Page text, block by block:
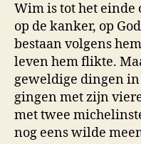
Wim is tot het einde
op de kanker, op
bestaan volgens
leven hem flikte.
geweldige dingen
gingen met zijn
met twee
nog eens wilde